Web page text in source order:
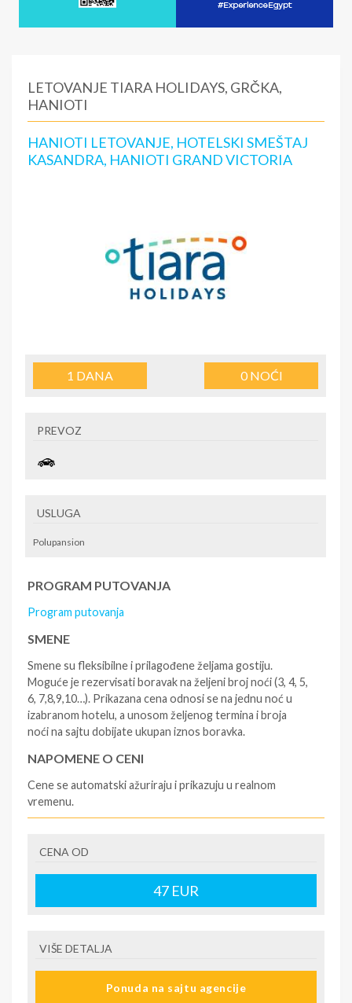
LETOVANJE TIARA HOLIDAYS, GRČKA,
HANIOTI
HANIOTI LETOVANJE, HOTELSKI SMEŠTAJ
KASANDRA, HANIOTI GRAND VICTORIA
1 DANA 0NOĆI
PREVOZ
USLUGA
Polupansion
PROGRAM PUTOVANJA
Program putovanja
SMENE
Smene su fleksibilne i prilagođene željama gostiju.
Moguće je rezervisati boravak na željeni broj noći (3, 4, 5,
6, 7,8,9,10…). Prikazana cena odnosi se na jednu noć u
izabranom hotelu, a unosom željenog termina i broja
noći na sajtu dobijate ukupan iznos boravka.
NAPOMENE O CENI
Cene se automatski ažuriraju i prikazuju u realnom
vremenu.
- rezervisane i potvrđene usluge u izabranoj smeštajnoj
jedinici prema opisu - korišćenje hotelskih sadržaja
prema opisu - uslugu rezervacije - organizaciju
putovanja.
krizu) na destinaciji, plaćaju se na recepciji
hotela/apartmana za hotele sa 1* i 2* i nekategorisane
CENA OD
47 EUR
VIŠE DETALJA
Ponuda na sajtu agencije